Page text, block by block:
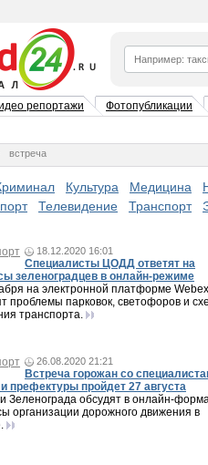
репортажи Фотопубликации
встреча
Культура Медицина
Телевидение Транспорт
18.12.2020 16:01
Специалисты ЦОДД ответят на
зеленоградцев в онлайн-режиме
на электронной платформе Webex
проблемы парковок, светофоров и
транспорта.
26.08.2020 21:21
Встреча горожан со
префектуры пройдет 27 августа
Зеленограда обсудят в онлайн-
организации дорожного движения в